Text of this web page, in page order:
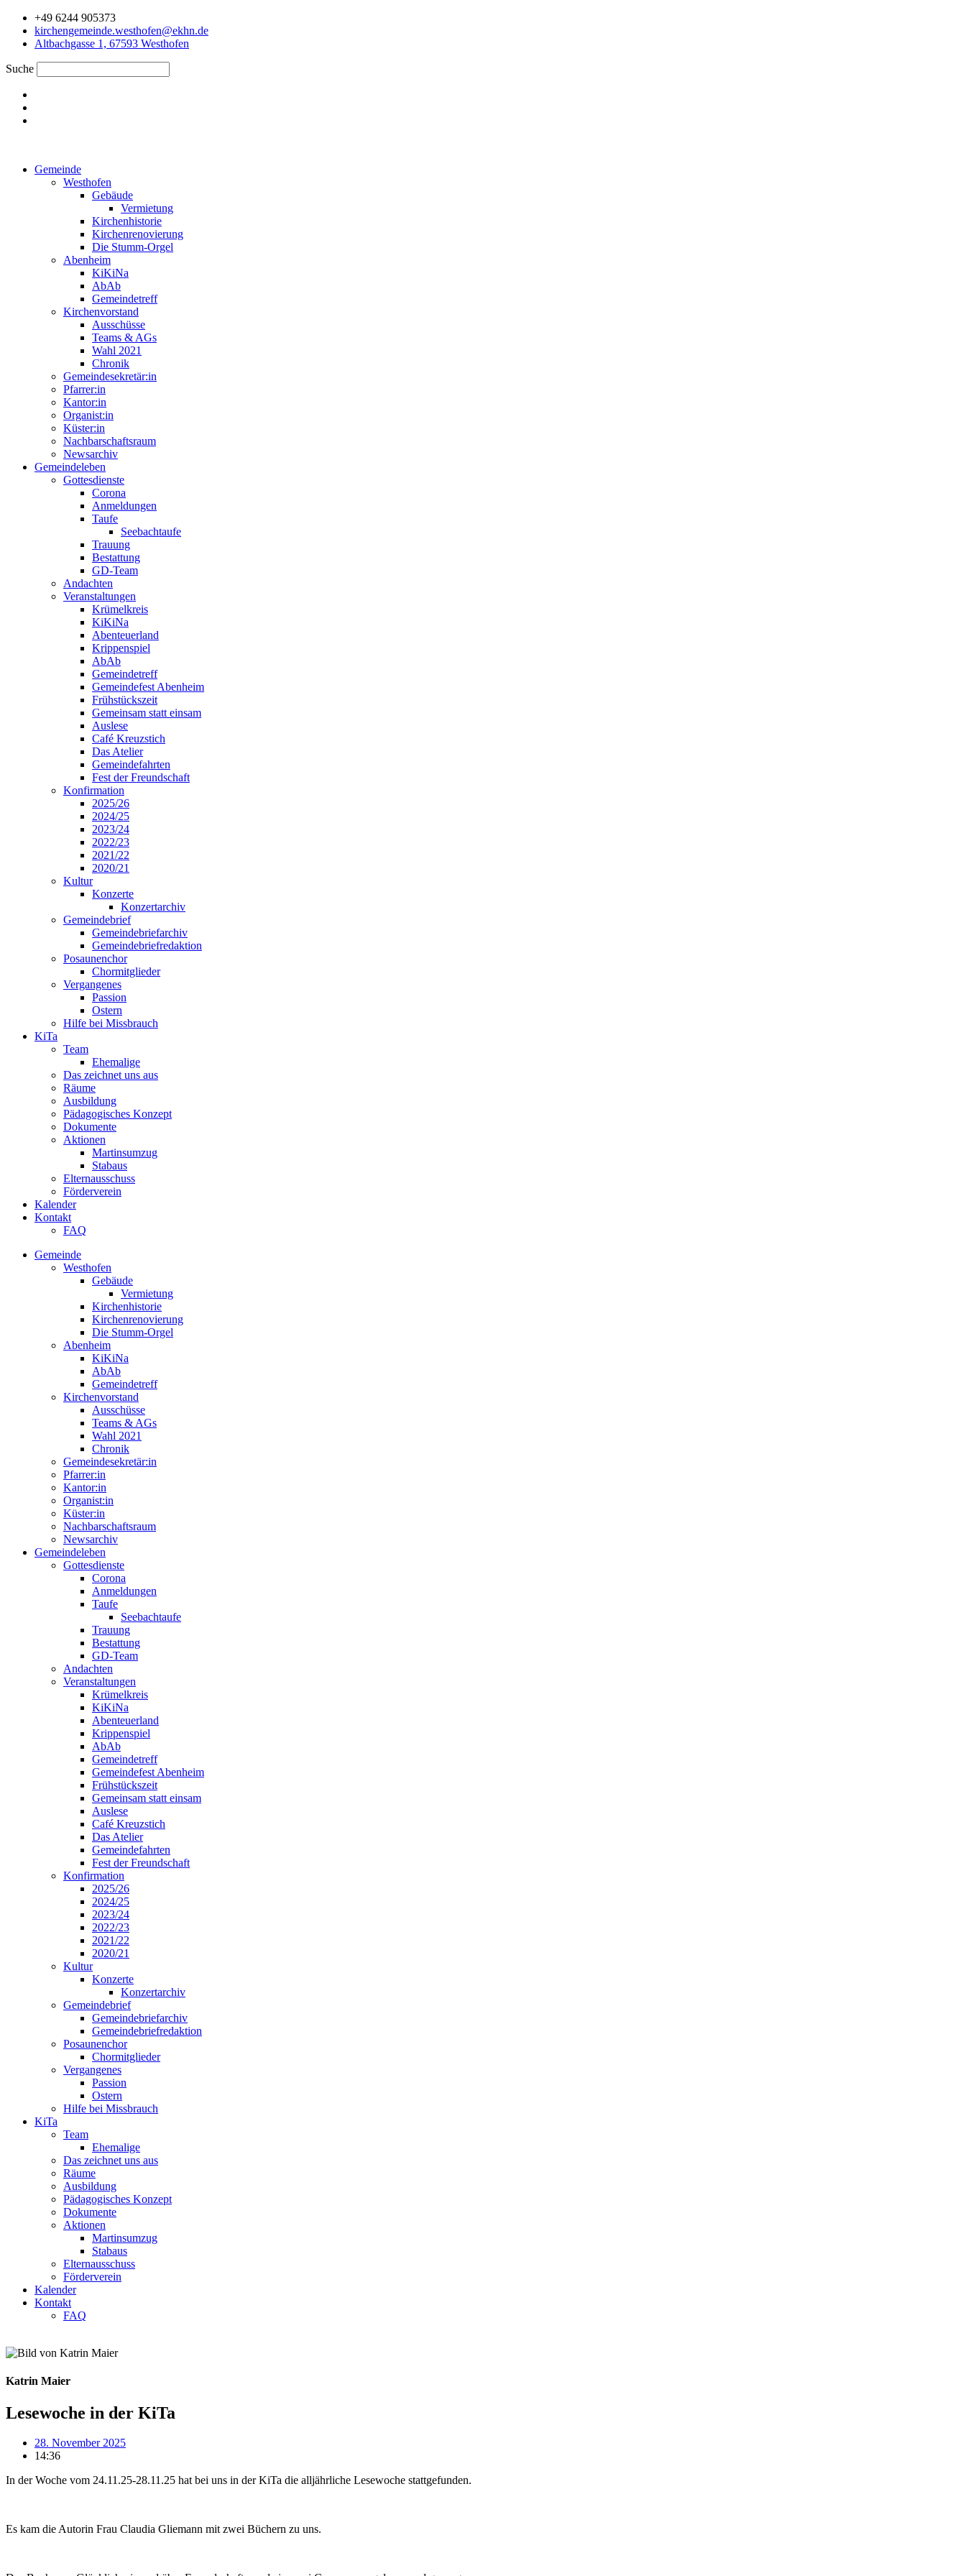
Zum
Inhalt
springen
+49 6244 905373
kirchengemeinde.westhofen@ekhn.de
Altbachgasse 1, 67593 Westhofen
Suche
Gemeinde
Westhofen
Gebäude
Vermietung
Kirchenhistorie
Kirchenrenovierung
Die Stumm-Orgel
Abenheim
KiKiNa
AbAb
Gemeindetreff
Kirchenvorstand
Ausschüsse
Teams & AGs
Wahl 2021
Chronik
Gemeindesekretär:in
Pfarrer:in
Kantor:in
Organist:in
Küster:in
Nachbarschaftsraum
Newsarchiv
Gemeindeleben
Gottesdienste
Corona
Anmeldungen
Taufe
Seebachtaufe
Trauung
Bestattung
GD-Team
Andachten
Veranstaltungen
Krümelkreis
KiKiNa
Abenteuerland
Krippenspiel
AbAb
Gemeindetreff
Gemeindefest Abenheim
Frühstückszeit
Gemeinsam statt einsam
Auslese
Café Kreuzstich
Das Atelier
Gemeindefahrten
Fest der Freundschaft
Konfirmation
2025/26
2024/25
2023/24
2022/23
2021/22
2020/21
Kultur
Konzerte
Konzertarchiv
Gemeindebrief
Gemeindebriefarchiv
Gemeindebriefredaktion
Posaunenchor
Chormitglieder
Vergangenes
Passion
Ostern
Hilfe bei Missbrauch
KiTa
Team
Ehemalige
Das zeichnet uns aus
Räume
Ausbildung
Pädagogisches Konzept
Dokumente
Aktionen
Martinsumzug
Stabaus
Elternausschuss
Förderverein
Kalender
Kontakt
FAQ
Gemeinde
Westhofen
Gebäude
Vermietung
Kirchenhistorie
Kirchenrenovierung
Die Stumm-Orgel
Abenheim
KiKiNa
AbAb
Gemeindetreff
Kirchenvorstand
Ausschüsse
Teams & AGs
Wahl 2021
Chronik
Gemeindesekretär:in
Pfarrer:in
Kantor:in
Organist:in
Küster:in
Nachbarschaftsraum
Newsarchiv
Gemeindeleben
Gottesdienste
Corona
Anmeldungen
Taufe
Seebachtaufe
Trauung
Bestattung
GD-Team
Andachten
Veranstaltungen
Krümelkreis
KiKiNa
Abenteuerland
Krippenspiel
AbAb
Gemeindetreff
Gemeindefest Abenheim
Frühstückszeit
Gemeinsam statt einsam
Auslese
Café Kreuzstich
Das Atelier
Gemeindefahrten
Fest der Freundschaft
Konfirmation
2025/26
2024/25
2023/24
2022/23
2021/22
2020/21
Kultur
Konzerte
Konzertarchiv
Gemeindebrief
Gemeindebriefarchiv
Gemeindebriefredaktion
Posaunenchor
Chormitglieder
Vergangenes
Passion
Ostern
Hilfe bei Missbrauch
KiTa
Team
Ehemalige
Das zeichnet uns aus
Räume
Ausbildung
Pädagogisches Konzept
Dokumente
Aktionen
Martinsumzug
Stabaus
Elternausschuss
Förderverein
Kalender
Kontakt
FAQ
Katrin Maier
Lesewoche in der KiTa
28. November 2025
14:36
In der Woche vom 24.11.25-28.11.25 hat bei uns in der KiTa die alljährliche Lesewoche stattgefunden.
Es kam die Autorin Frau Claudia Gliemann mit zwei Büchern zu uns.